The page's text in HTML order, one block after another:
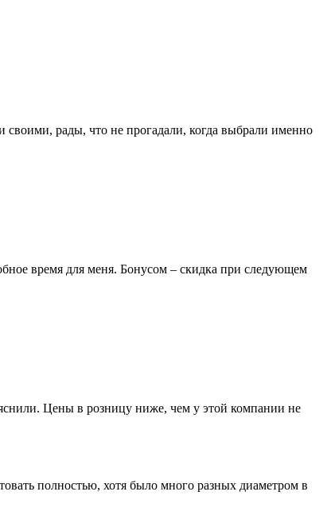
рады, что не прогадали, когда выбрали именно
время для меня. Бонусом – скидка при следующем
Цены в розницу ниже, чем у этой компании не
полностью, хотя было много разных диаметром в